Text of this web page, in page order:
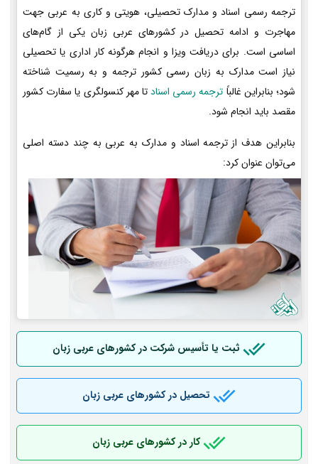
ترجمه رسمی اسناد و مدارک تحصیلی، هویتی و کاری به عربی جهت
مهاجرت و ادامه تحصیل در کشورهای عربی زبان یکی از گام‌های
اساسی است. برای دریافت ویزا و انجام هرگونه کار اداری یا تحصیلی
نیاز است مدارک به زبان رسمی کشور ترجمه و به رسمیت شناخته
شود؛ بنابراین غالباً ترجمه رسمی اسنادتا مهر کنسولگری یا سفارت کشور
مقصد باید انجام شود.
بنابراین هدف از ترجمه اسناد و مدارک به عربی به چند دسته اصلی
می‌توان عنوان کرد:
ثبت یا تأسیس شرکت در کشورهای عربی زبان
تحصیل در کشورهای عربی زبان
کار در کشورهای عربی زبان